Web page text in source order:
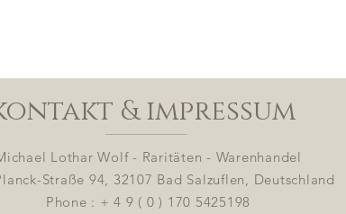
& impressum
Lothar Wolf - Raritäten - Warenhandel
Straße 94, 32107 Bad Salzuflen, Deutschland
Phone : + 4 9 ( 0 ) 170 5425198